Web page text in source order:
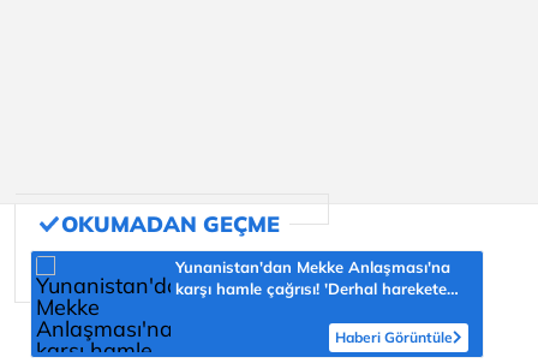
Yunanistan'dan Mekke Anlaşması'na
karşı hamle çağrısı! 'Derhal harekete
Haberi Görüntüle